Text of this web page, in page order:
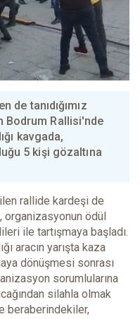
tanıdığımız
Bodrum Rallisi'nde
kavgada,
5 kişi gözaltına
rallide kardeşi de
organizasyonun ödül
ile tartışmaya başladı.
aracın yarışta kaza
dönüşmesi sonrası
sorumlularına
silahla olmak
beraberindekiler,